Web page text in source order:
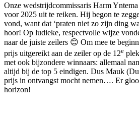
Onze wedstrijdcommissaris Harm
voor 2025 uit te reiken. Hij begon te
vond, want dat ‘praten niet zo zijn ding
hoor! Op ludieke, respectvolle wijze
naar de juiste zeilers 😊 Om mee te
prijs uitgereikt aan de zeiler op de 12e
met ook bijzondere winnaars: allemaal
altijd bij de top 5 eindigen. Dus Mauk
prijs in ontvangst mocht nemen…. Er
horizon!